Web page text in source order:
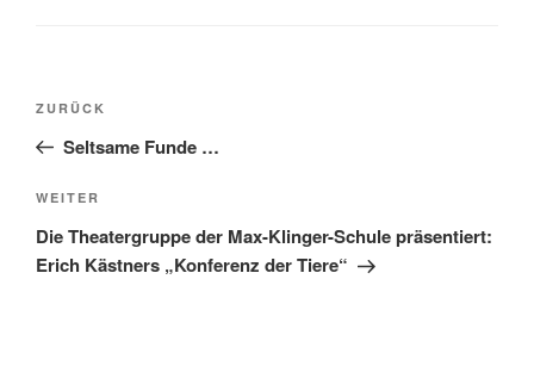
Beitragsnavigation
Vorheriger
Beitrag
ZURÜCK
Seltsame Funde …
Nächster
Beitrag
WEITER
Die Theatergruppe der Max-Klinger-Schule präsentiert:
Erich Kästners „Konferenz der Tiere“